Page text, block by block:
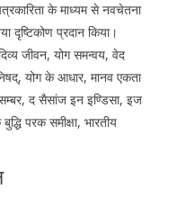
के माध्यम से नवचेतना
दृष्टिकोण प्रदान किया।
जीवन, योग समन्वय, वेद
योग के आधार, मानव एकता
द सैसांज इन इण्डिसा, इज
परक समीक्षा, भारतीय